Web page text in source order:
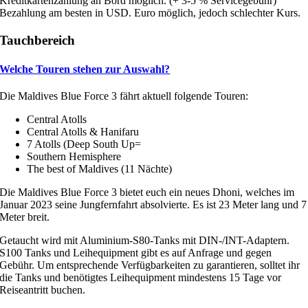
Bezahlung am besten in USD. Euro möglich, jedoch schlechter Kurs.
Tauchbereich
Welche Touren stehen zur Auswahl?
Die Maldives Blue Force 3 fährt aktuell folgende Touren:
Central Atolls
Central Atolls & Hanifaru
7 Atolls (Deep South Up=
Southern Hemisphere
The best of Maldives (11 Nächte)
Die Maldives Blue Force 3 bietet euch ein neues Dhoni, welches im
Januar 2023 seine Jungfernfahrt absolvierte. Es ist 23 Meter lang und 7
Meter breit.
Getaucht wird mit Aluminium-S80-Tanks mit DIN-/INT-Adaptern.
S100 Tanks und Leihequipment gibt es auf Anfrage und gegen
Gebühr. Um entsprechende Verfügbarkeiten zu garantieren, solltet ihr
die Tanks und benötigtes Leihequipment mindestens 15 Tage vor
Reiseantritt buchen.